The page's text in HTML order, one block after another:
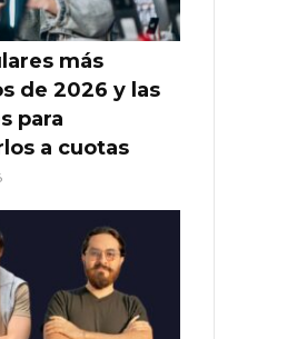
más
de 2026 y las
para
a cuotas